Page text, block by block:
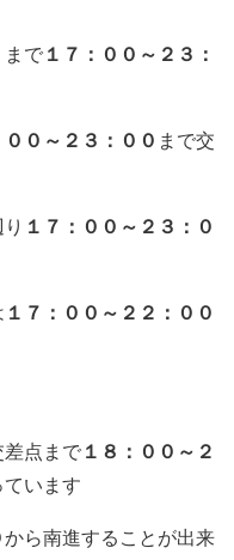
まで１７：００～２３：
００～２３：００ まで交
１７：００～２３：０
１７：００～２２：００
差点まで１８：００～２
います
から南進することが出来